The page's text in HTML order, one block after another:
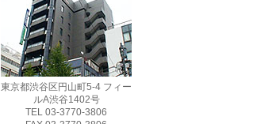
東京都渋谷区円山町5-4 フィー
ルA渋谷1402号
TEL 03-3770-3806